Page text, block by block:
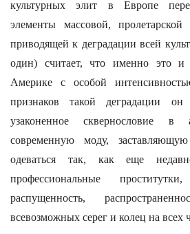
культурных элит в Европе
элементы массовой, пролетарской
приводящей к деградации всей
один) считает, что именно это и
Америке с особой
признаков такой деградации он
узаконенное сквернословие
современную моду,
одеваться так, как еще
профессиональные
распущенность,
всевозможных серег и колец на всех